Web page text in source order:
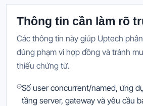
Thông tin cần làm rõ
Các thông tin này giúp Uptech
đúng phạm vi hợp đồng và tránh
thiếu chứng từ.
Số user concurrent/named, ứng
tầng server, gateway và yêu cầu